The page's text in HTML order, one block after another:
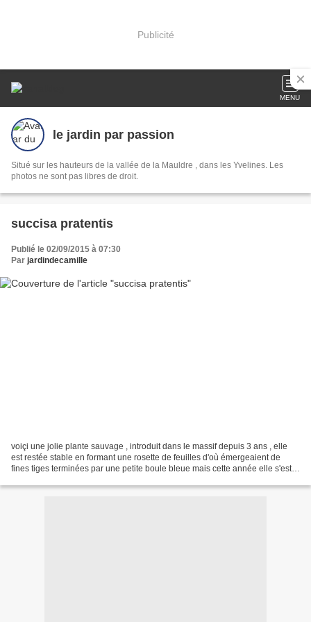
Publicité
MENU
le jardin par passion
Situé sur les hauteurs de la vallée de la Mauldre , dans les Yvelines. Les
photos ne sont pas libres de droit.
succisa pratentis
Publié le 02/09/2015 à 07:30
Par jardindecamille
voiçi une jolie plante sauvage , introduit dans le massif depuis 3 ans , elle
est restée stable en formant une rosette de feuilles d'où émergeaient de
fines tiges terminées par une petite boule bleue mais cette année elle s'est